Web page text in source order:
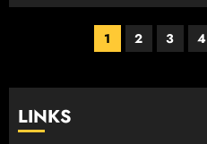
Seitennummerierung
Beiträge
1 2 3 4
LINKS